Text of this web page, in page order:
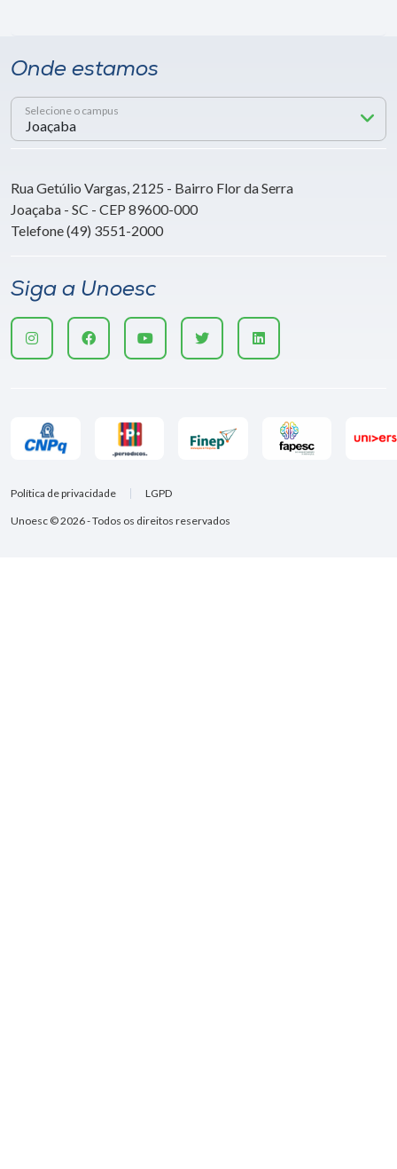
Onde estamos
Selecione o campus
Rua Getúlio Vargas, 2125 - Bairro Flor da Serra
Joaçaba - SC - CEP 89600-000
Telefone (49) 3551-2000
Siga a Unoesc
Unoesc © 2026 - Todos os direitos reservados
Política de privacidade LGPD